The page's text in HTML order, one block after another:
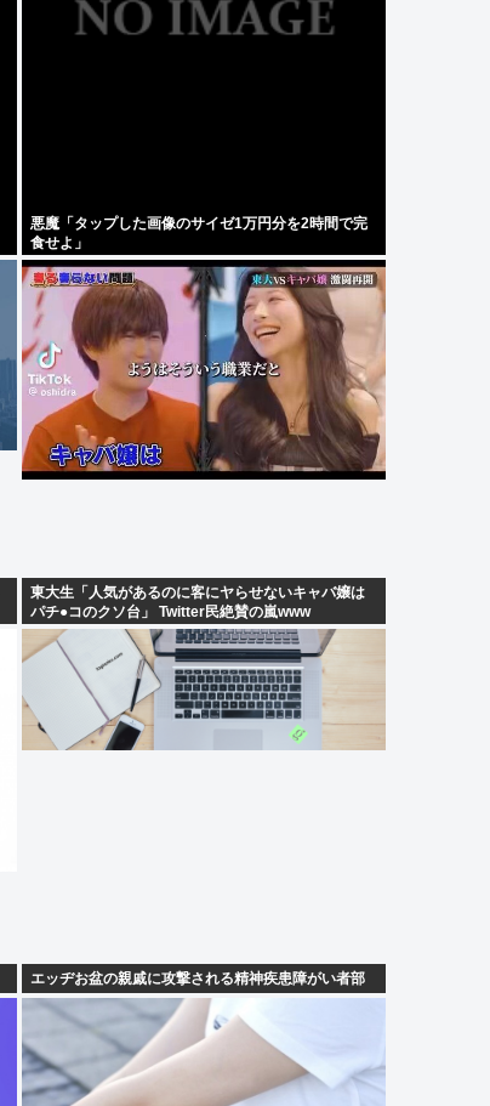
悪魔「タップした画像のサイゼ1万円分を2時間で完
食せよ」
東大生「人気があるのに客にヤらせないキャバ嬢は
パチ●コのクソ台」 Twitter民絶賛の嵐www
エッヂお盆の親戚に攻撃される精神疾患障がい者部